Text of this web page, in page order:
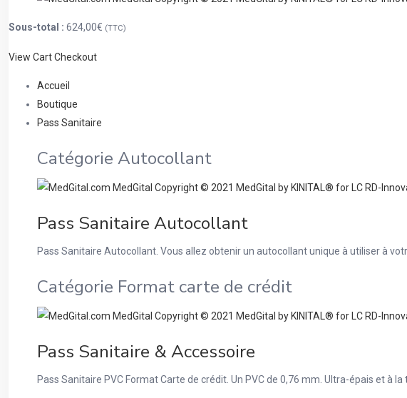
Sous-total : 624,00€ (TTC)
View CartCheckout
Accueil
Boutique
Pass Sanitaire
Catégorie Autocollant
Pass Sanitaire Autocollant
Pass Sanitaire Autocollant. Vous allez obtenir un autocollant unique à utiliser à
Catégorie Format carte de crédit
Pass Sanitaire & Accessoire
Pass Sanitaire PVC Format Carte de crédit. Un PVC de 0,76 mm. Ultra-épais et à la